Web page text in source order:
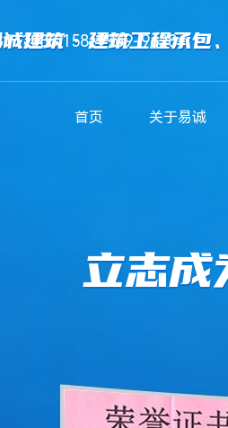
建筑·建筑工程承包
158-9969-9628
首页 关于易诚
立志成